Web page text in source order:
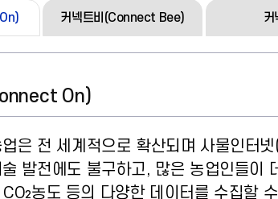
커넥트비(Connect Bee) 커
On)
은 전 세계적으로 확산되며 사물인터
발전에도 불구하고, 많은 농업인들이
농도 등의 다양한 데이터를 수집할